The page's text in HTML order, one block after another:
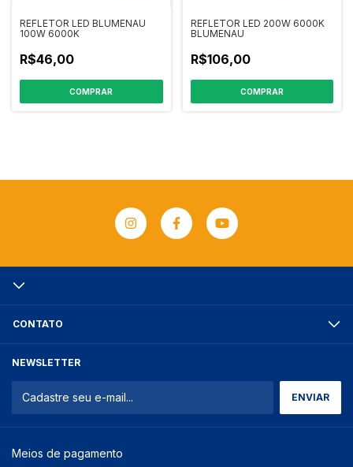
REFLETOR LED BLUMENAU
100W 6000K
R$46,00
REFLETOR LED 200W 6000K
BLUMENAU
R$106,00
CONTATO
NEWSLETTER
Meios de pagamento